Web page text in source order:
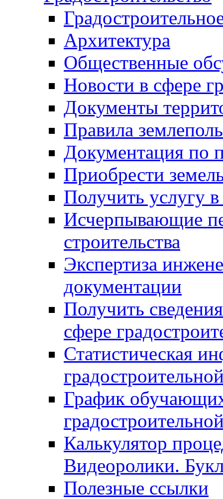
Архитектура
Общественные
Новости в сфере
Документы
Правила
Документация по
Приобрести
Получить услугу в
Исчерпывающие
строительства
Экспертиза
документации
Получить
сфере
Статистическая
График
Калькулятор
Видеоролики.
Полезные ссылки